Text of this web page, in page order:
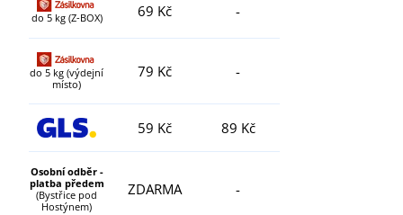
do 5 kg (Z-BOX) 69 Kč -
do 5 kg (výdejní
místo)
79 Kč -
59 Kč 89 Kč
Osobní odběr -
platba předem
(Bystřice pod
Hostýnem)
ZDARMA -